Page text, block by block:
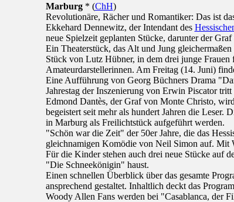
Marburg* (ChH)
Revolutionäre, Rächer und Romantiker: Das ist
Ekkehard Dennewitz, der Intendant des
neue Spielzeit geplanten Stücke, darunter der
Ein Theaterstück, das Alt und Jung
Stück von Lutz Hübner, in dem drei junge Frauen
Amateurdarstellerinnen. Am Freitag (14. Juni)
Eine Aufführung von Georg Büchners Drama
Jahrestag der Inszenierung von Erwin Piscator
Edmond Dantès, der Graf von Monte Christo,
begeistert seit mehr als hundert Jahren die
in Marburg als Freilichtstück aufgeführt werden.
"Schön war die Zeit" der 50er Jahre, die das
gleichnamigen Komödie von Neil Simon auf. Mit
Für die Kinder stehen auch drei neue Stücke auf
"Die Schneekönigin" haust.
Einen schnellen Überblick über das gesamte
ansprechend gestaltet. Inhaltlich deckt das
Woody Allen Fans werden bei "Casablanca, der